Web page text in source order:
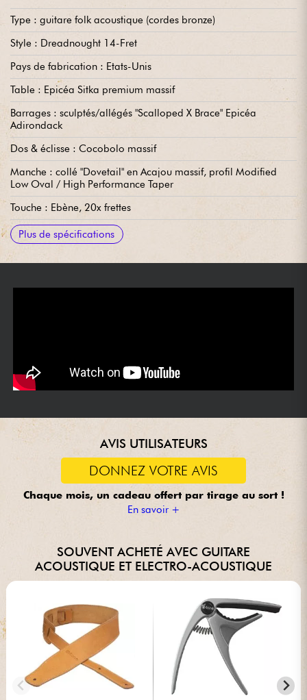
Type : guitare folk acoustique (cordes bronze)
Style : Dreadnought 14-Fret
Pays de fabrication : Etats-Unis
Table : Epicéa Sitka premium massif
Barrages : sculptés/allégés "Scalloped X Brace" Epicéa
Adirondack
Dos & éclisse : Cocobolo massif
Manche : collé "Dovetail" en Acajou massif, profil Modified
Low Oval / High Performance Taper
Touche : Ebène, 20x frettes
Diapason : 25.4"
Radius : 16"
Largeur manche 1e frette : 1.3/4''' ~ 4,445 cm
Largeur manche 12e frette : 2.1/8'' ~ 5,40 cm
Chevalet : Ebène
Mécaniques : Grover Gold V97-18GA StaTite 18:1 Vintage
Button
Vendue avec : étui Martin
Plus de spécifications
AVIS UTILISATEURS
DONNEZ VOTRE AVIS
Chaque mois, un cadeau offert par tirage au sort !
En savoir +
SOUVENT ACHETÉ AVEC GUITARE
ACOUSTIQUE ET ELECTRO-ACOUSTIQUE